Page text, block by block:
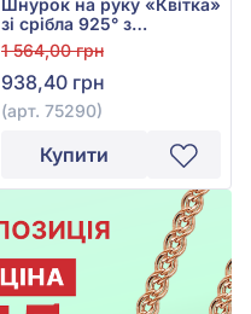
Шнурок на руку «Квітка»
зі срібла 925° з
Червоним Текстилем,
арт. 75290
1 564,00 грн
938,40 грн
(арт. 75290)
Купити